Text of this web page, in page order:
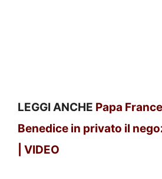
LEGGI ANCHE Papa
Benedice in privato il
| VIDEO